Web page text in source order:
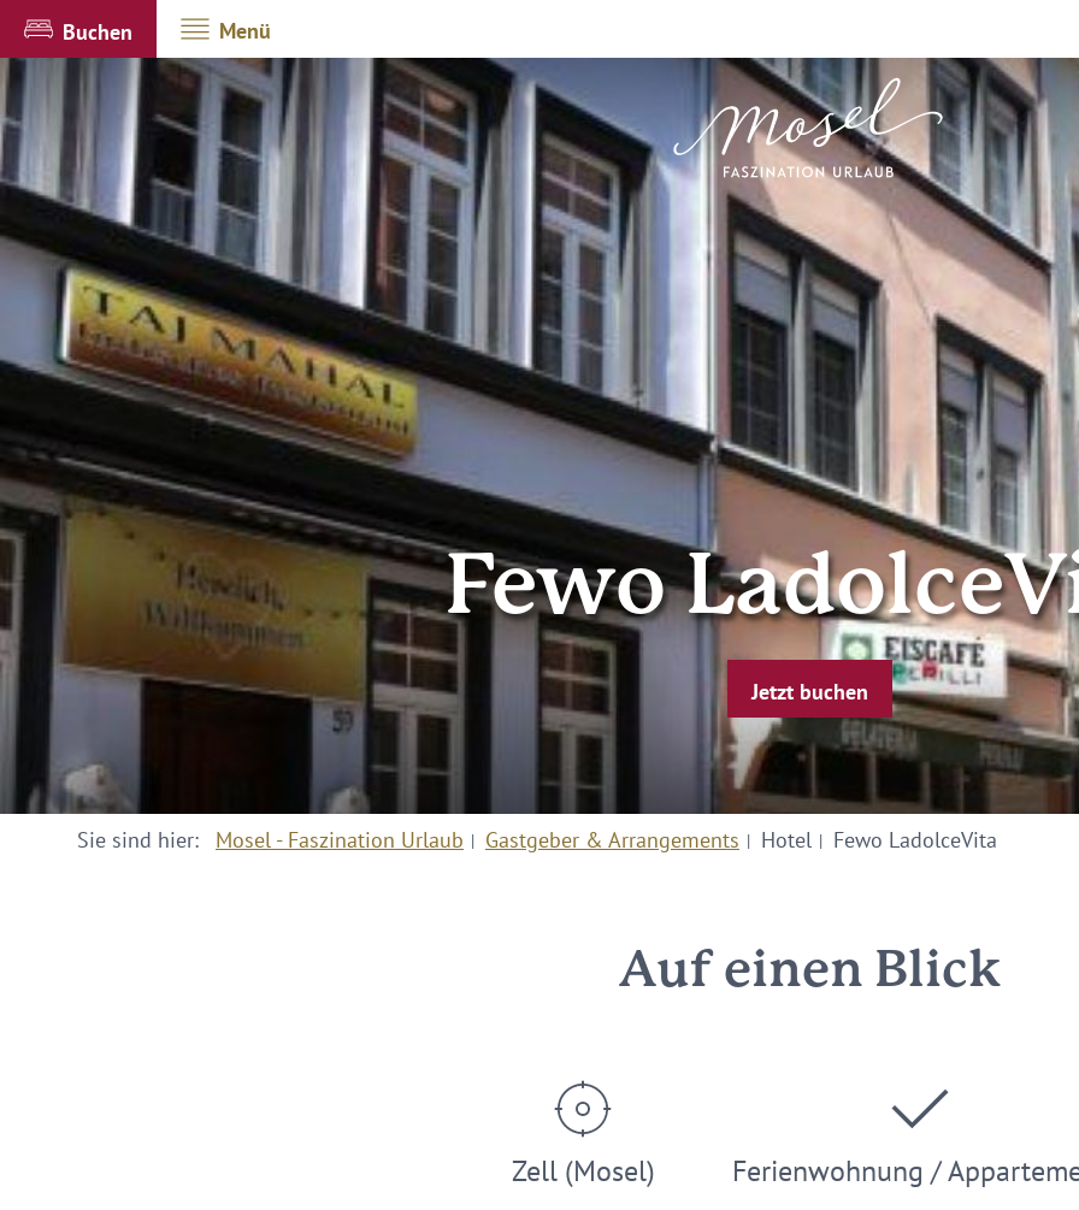
Buchen Menü
Fewo
Jetzt buchen
Sie sind hier: Mosel - Faszination Urlaub Gastgeber & Arrangements Hotel Fewo LadolceVita
Auf einen Blick
Zell (Mosel) Ferienwohnung /